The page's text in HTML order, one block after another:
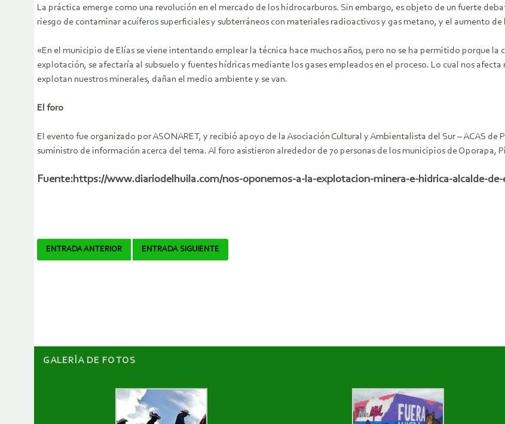
La práctica emerge como una revolución en el mercado de los hidrocarburos. Sin embargo, es objeto de un fuerte
riesgo de contaminar acuíferos superficiales y subterráneos con materiales radioactivos y gas metano, y el aumento de
«En el municipio de Elías se viene intentando emplear la técnica hace muchos años, pero no se ha permitido porque
explotación, se afectaría al subsuelo y fuentes hídricas mediante los gases empleados en el proceso. Lo cual nos
explotan nuestros minerales, dañan el medio ambiente y se van.
El foro
El evento fue organizado por ASONARET, y recibió apoyo de la Asociación Cultural y Ambientalista del Sur – ACAS
suministro de información acerca del tema. Al foro asistieron alrededor de 70 personas de los municipios de Oporapa,
Fuente:https://www.diariodelhuila.com/nos-oponemos-a-la-explotacion-minera-e-hidrica-alcalde-de-
Navegador
ENTRADA ANTERIOR ENTRADA SIGUIENTE
GALERÌA DE FOTOS